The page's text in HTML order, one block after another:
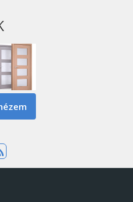
Beltéri Ajtók Tartalommal